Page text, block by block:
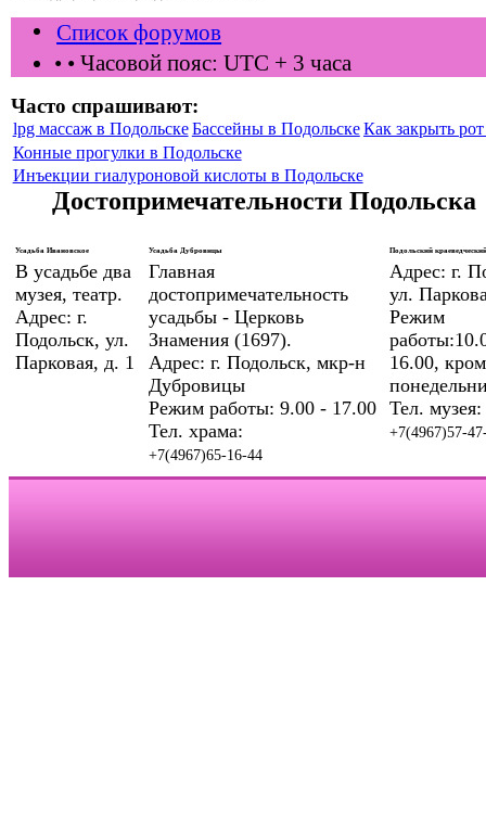
Список форумов
• • Часовой пояс: UTC + 3 часа
Часто спрашивают:
lpg массаж в Подольске Бассейны в ПодольскеКак закрыть
Конные прогулки в Подольске
Инъекции гиалуроновой кислоты в Подольске
Достопримечательности Подольска
Усадьба Ивановское
В усадьбе два
музея, театр.
Адрес: г.
Подольск, ул.
Парковая, д. 1
Усадьба Дубровицы
Главная
достопримечательность
усадьбы - Церковь
Знамения (1697).
Адрес: г. Подольск, мкр-н
Дубровицы
Режим работы: 9.00 - 17.00
Тел. храма:
+7(4967)65-16-44
Подольский
Адрес: г.
ул.
Режим
16.00,
Тел. музея:
+7(4967)57-